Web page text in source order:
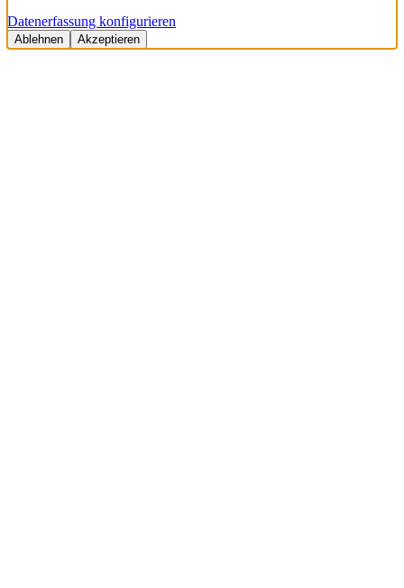
Datenerfassung konfigurieren
Ablehnen Akzeptieren